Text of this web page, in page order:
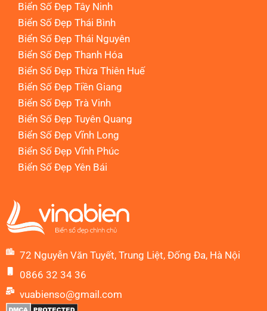
Biển Số Đẹp Tây Ninh
Biển Số Đẹp Thái Bình
Biển Số Đẹp Thái Nguyên
Biển Số Đẹp Thanh Hóa
Biển Số Đẹp Thừa Thiên Huế
Biển Số Đẹp Tiền Giang
Biển Số Đẹp Trà Vinh
Biển Số Đẹp Tuyên Quang
Biển Số Đẹp Vĩnh Long
Biển Số Đẹp Vĩnh Phúc
Biển Số Đẹp Yên Bái
72 Nguyễn Văn Tuyết, Trung Liệt, Đống Đa, Hà Nội
0866 32 34 36
vuabienso@gmail.com